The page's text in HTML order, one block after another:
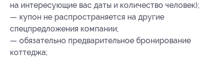
на интересующие вас даты и количество человек);
— купон не распространяется на другие
спецпредложения компании;
— обязательно предварительное бронирование
коттеджа;